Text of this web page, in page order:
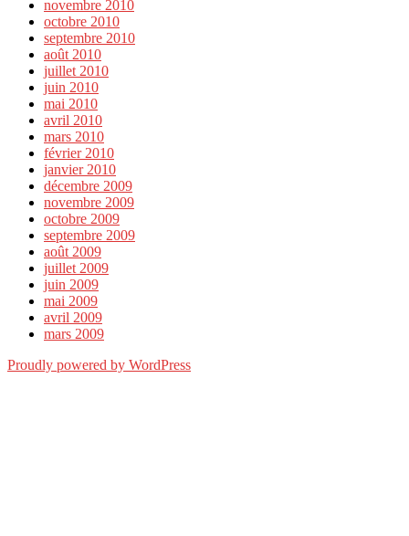
novembre 2010
octobre 2010
septembre 2010
août 2010
juillet 2010
juin 2010
mai 2010
avril 2010
mars 2010
février 2010
janvier 2010
décembre 2009
novembre 2009
octobre 2009
septembre 2009
août 2009
juillet 2009
juin 2009
mai 2009
avril 2009
mars 2009
Proudly powered by WordPress